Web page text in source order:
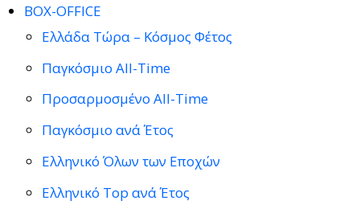
BOX-OFFICE
Ελλάδα Τώρα – Κόσμος Φέτος
Παγκόσμιο All-Time
Προσαρμοσμένο All-Time
Παγκόσμιο ανά Έτος
Ελληνικό Όλων των Εποχών
Ελληνικό Top ανά Έτος